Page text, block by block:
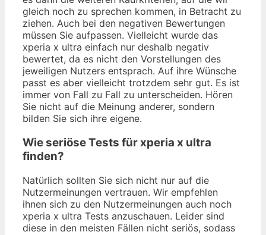
gleich noch zu sprechen kommen, in Betracht zu
ziehen. Auch bei den negativen Bewertungen
müssen Sie aufpassen. Vielleicht wurde das
xperia x ultra einfach nur deshalb negativ
bewertet, da es nicht den Vorstellungen des
jeweiligen Nutzers entsprach. Auf ihre Wünsche
passt es aber vielleicht trotzdem sehr gut. Es ist
immer von Fall zu Fall zu unterscheiden. Hören
Sie nicht auf die Meinung anderer, sondern
bilden Sie sich ihre eigene.
Wie seriöse Tests für xperia x ultra
finden?
Natürlich sollten Sie sich nicht nur auf die
Nutzermeinungen vertrauen. Wir empfehlen
ihnen sich zu den Nutzermeinungen auch noch
xperia x ultra Tests anzuschauen. Leider sind
diese in den meisten Fällen nicht seriös, sodass